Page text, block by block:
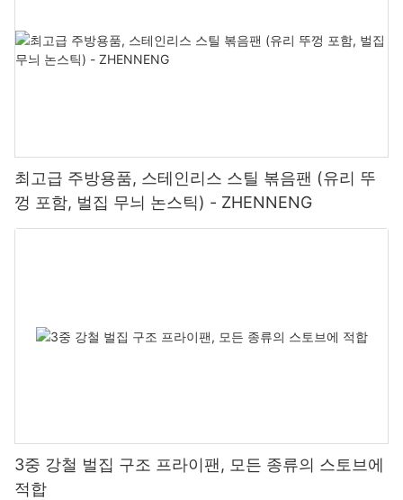
최고급 주방용품, 스테인리스 스틸 볶음팬 (유리 뚜
껑 포함, 벌집 무늬 논스틱) - ZHENNENG
3중 강철 벌집 구조 프라이팬, 모든 종류의 스토브에
적합